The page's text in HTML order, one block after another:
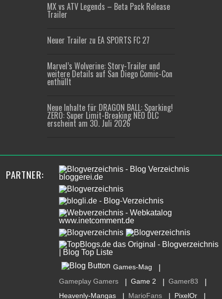
MX vs ATV Legends – Beta Pack Release
Trailer
Neuer Trailer zu EA SPORTS FC 27
Marvel’s Wolverine: Story-Trailer und
weitere Details auf San Diego Comic-Con
enthüllt
Neue Inhalte für DRAGON BALL: Sparking!
ZERO: Super Limit-Breaking NEO DLC
erscheint am 30. Juli 2026
PARTNER:
Games-Mag
Gameplay Gamers Game 2 Gamer83
Heavenly-Mangas MarioFans PixelOr